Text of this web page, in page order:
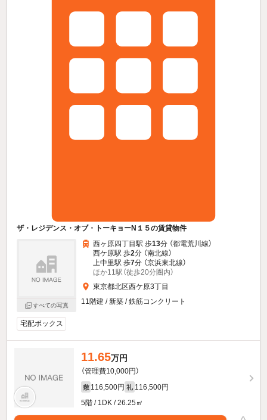
ザ・レジデンス・オブ・トーキョーN１５の賃貸物件
すべての写真
西ヶ原四丁目駅 歩13分 （都電荒川線）
西ケ原駅 歩2分 （南北線）
上中里駅 歩7分 （京浜東北線）
ほか11駅（徒歩20分圏内）
東京都北区西ケ原3丁目
11階建 / 新築 / 鉄筋コンクリート
宅配ボックス
11.65万円
（管理費10,000円）
敷 116,500円 礼 116,500円
5階 / 1DK / 26.25㎡